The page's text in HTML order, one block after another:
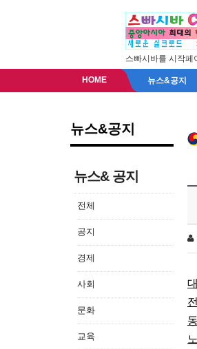
스빠시바를 시작
HOME 뉴스&공지
뉴스&공지
뉴스& 공지
전체
공지
경제
사회
문화
교육